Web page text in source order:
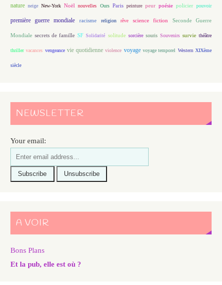
nature neige New-York Noël nouvelles Ours Paris peinture peur poésie policier pouvoir
première guerre mondiale racisme religion rêve science fiction Seconde Guerre
Mondiale secrets de famille SF Solidarité solitude sorcière souris Souvenirs survie théâtre
thriller vacances vengeance vie quotidienne violence voyage voyage temporel Western XIXème
siècle
NEWSLETTER
Your email:
A VOIR
Bons Plans
Et la pub, elle est où ?